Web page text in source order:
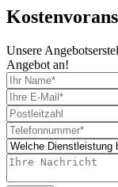
Unsere
Angebot an!